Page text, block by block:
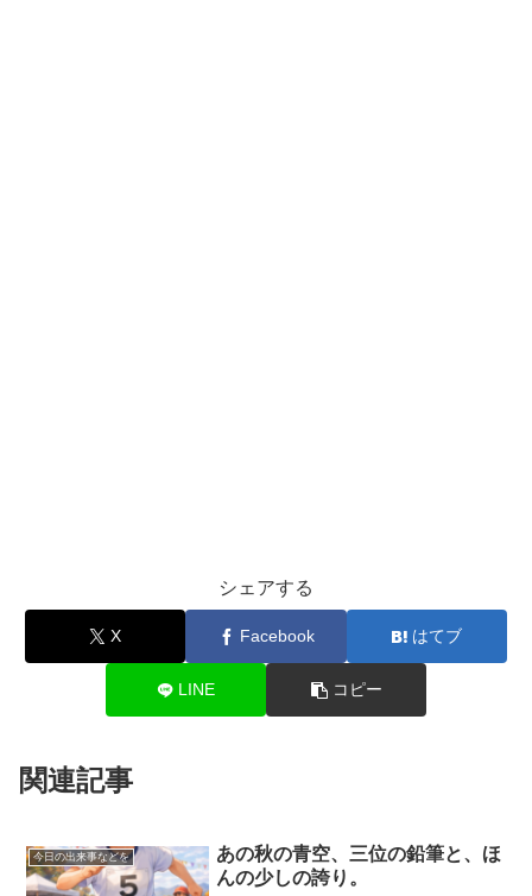
シェアする
X Facebook はてブ
LINE コピー
関連記事
今日の出来事などを
あの秋の青空、三位の鉛筆と、ほ
んの少しの誇り。